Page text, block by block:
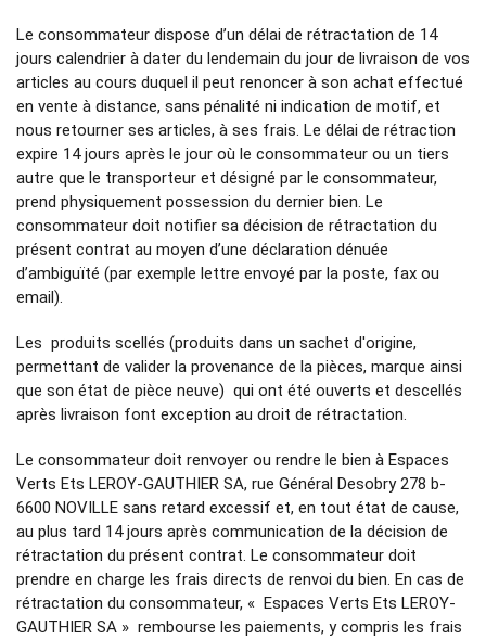
Le consommateur dispose d’un délai de rétractation de 14
jours calendrier à dater du lendemain du jour de livraison de vos
articles au cours duquel il peut renoncer à son achat effectué
en vente à distance, sans pénalité ni indication de motif, et
nous retourner ses articles, à ses frais. Le délai de rétraction
expire 14 jours après le jour où le consommateur ou un tiers
autre que le transporteur et désigné par le consommateur,
prend physiquement possession du dernier bien. Le
consommateur doit notifier sa décision de rétractation du
présent contrat au moyen d’une déclaration dénuée
d’ambiguïté (par exemple lettre envoyé par la poste, fax ou
email).
Les produits scellés (produits dans un sachet d'origine,
permettant de valider la provenance de la pièces, marque ainsi
que son état de pièce neuve) qui ont été ouverts et descellés
après livraison font exception au droit de rétractation.
Le consommateur doit renvoyer ou rendre le bien à Espaces
Verts Ets LEROY-GAUTHIER SA, rue Général Desobry 278 b-
6600 NOVILLE sans retard excessif et, en tout état de cause,
au plus tard 14 jours après communication de la décision de
rétractation du présent contrat. Le consommateur doit
prendre en charge les frais directs de renvoi du bien. En cas de
rétractation du consommateur, « Espaces Verts Ets LEROY-
GAUTHIER SA » rembourse les paiements, y compris les frais